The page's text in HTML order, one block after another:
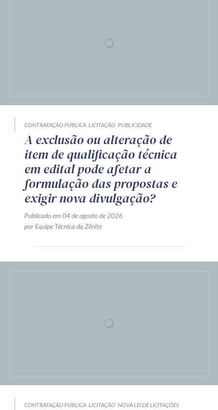
CONTRATAÇÃO PÚBLICA LICITAÇÃO PUBLICIDADE
A exclusão ou alteração de
item de qualificação técnica
em edital pode afetar a
formulação das propostas e
exigir nova divulgação?
Publicado em 04 de agosto de 2026
por Equipe Técnica da Zênite
CONTRATAÇÃO PÚBLICA LICITAÇÃO NOVA LEI DE LICITAÇÕES